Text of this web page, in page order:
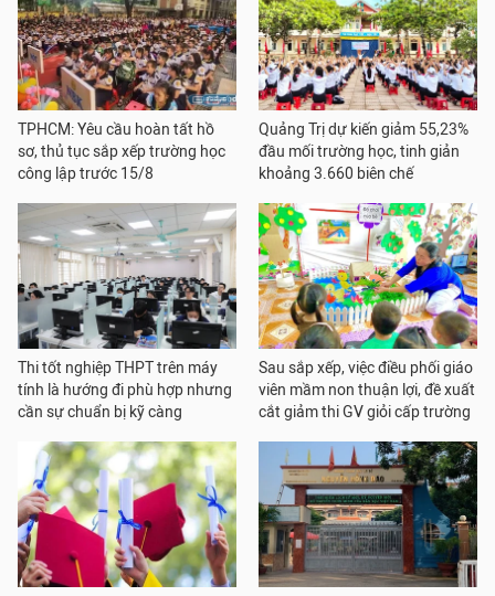
TPHCM: Yêu cầu hoàn tất hồ
sơ, thủ tục sắp xếp trường học
công lập trước 15/8
Quảng Trị dự kiến giảm 55,23%
đầu mối trường học, tinh giản
khoảng 3.660 biên chế
Thi tốt nghiệp THPT trên máy
tính là hướng đi phù hợp nhưng
cần sự chuẩn bị kỹ càng
Sau sắp xếp, việc điều phối giáo
viên mầm non thuận lợi, đề xuất
cắt giảm thi GV giỏi cấp trường